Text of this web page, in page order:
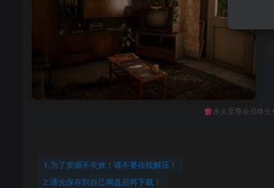
永久至尊会员终生
1.为了资源不失效！请不要在线解压！
2.请先保存到自己网盘后再下载！